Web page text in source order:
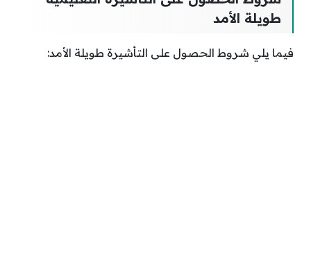
طويلة الأمد
فيما يلي شروط الحصول على التأشيرة طويلة الأمد: